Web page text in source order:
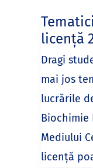
licență
Dragi
mai jos
lucrările
Biochimie
Mediului
licență